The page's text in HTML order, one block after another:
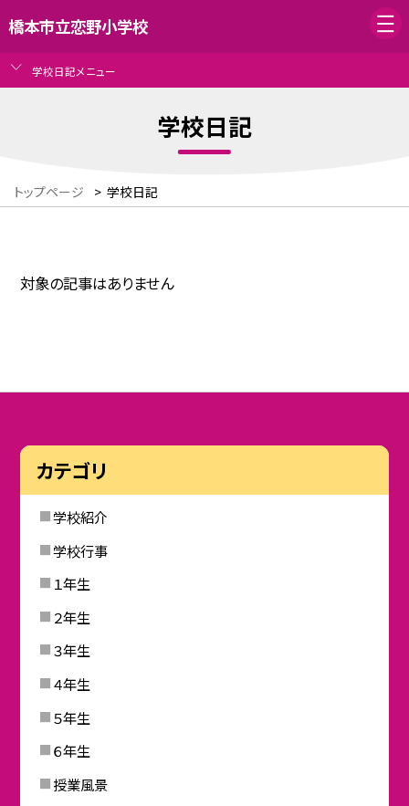
橋本市立恋野小学校
学校日記メニュー
学校日記
トップページ > 学校日記
対象の記事はありません
カテゴリ
学校紹介
学校行事
１年生
２年生
３年生
４年生
５年生
６年生
授業風景